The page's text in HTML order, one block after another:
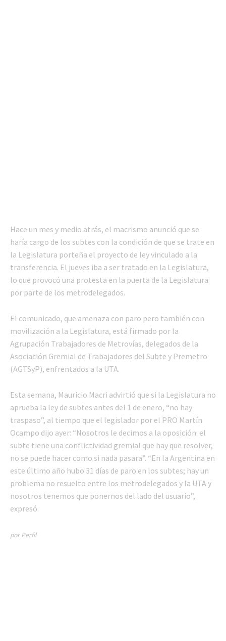
Hace un mes y medio atrás, el macrismo anunció que se
haría cargo de los subtes con la condición de que se trate en
la Legislatura porteña el proyecto de ley vinculado a la
transferencia. El jueves iba a ser tratado en la Legislatura,
lo que provocó una protesta en la puerta de la Legislatura
por parte de los metrodelegados.
El comunicado, que amenaza con paro pero también con
movilización a la Legislatura, está firmado por la
Agrupación Trabajadores de Metrovías, delegados de la
Asociación Gremial de Trabajadores del Subte y Premetro
(AGTSyP), enfrentados a la UTA.
Esta semana, Mauricio Macri advirtió que si la Legislatura no
aprueba la ley de subtes antes del 1 de enero, “no hay
traspaso”, al tiempo que el legislador por el PRO Martín
Ocampo dijo ayer: “Nosotros le decimos a la oposición: el
subte tiene una conflictividad gremial que hay que resolver,
no se puede hacer como si nada pasara”. “En la Argentina en
este último año hubo 31 días de paro en los subtes; hay un
problema no resuelto entre los metrodelegados y la UTA y
nosotros tenemos que ponernos del lado del usuario”,
expresó.
por Perfil